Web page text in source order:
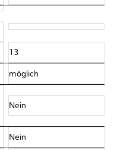
13
möglich
Nein
Nein